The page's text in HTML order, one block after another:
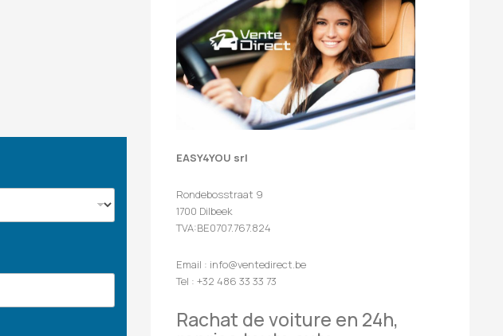
EASY4YOU srl
Rondebosstraat 9
1700 Dilbeek
TVA:BE0707.767.824
Email : info@ventedirect.be
Tel : +32 486 33 33 73
Rachat de voiture en 24h,